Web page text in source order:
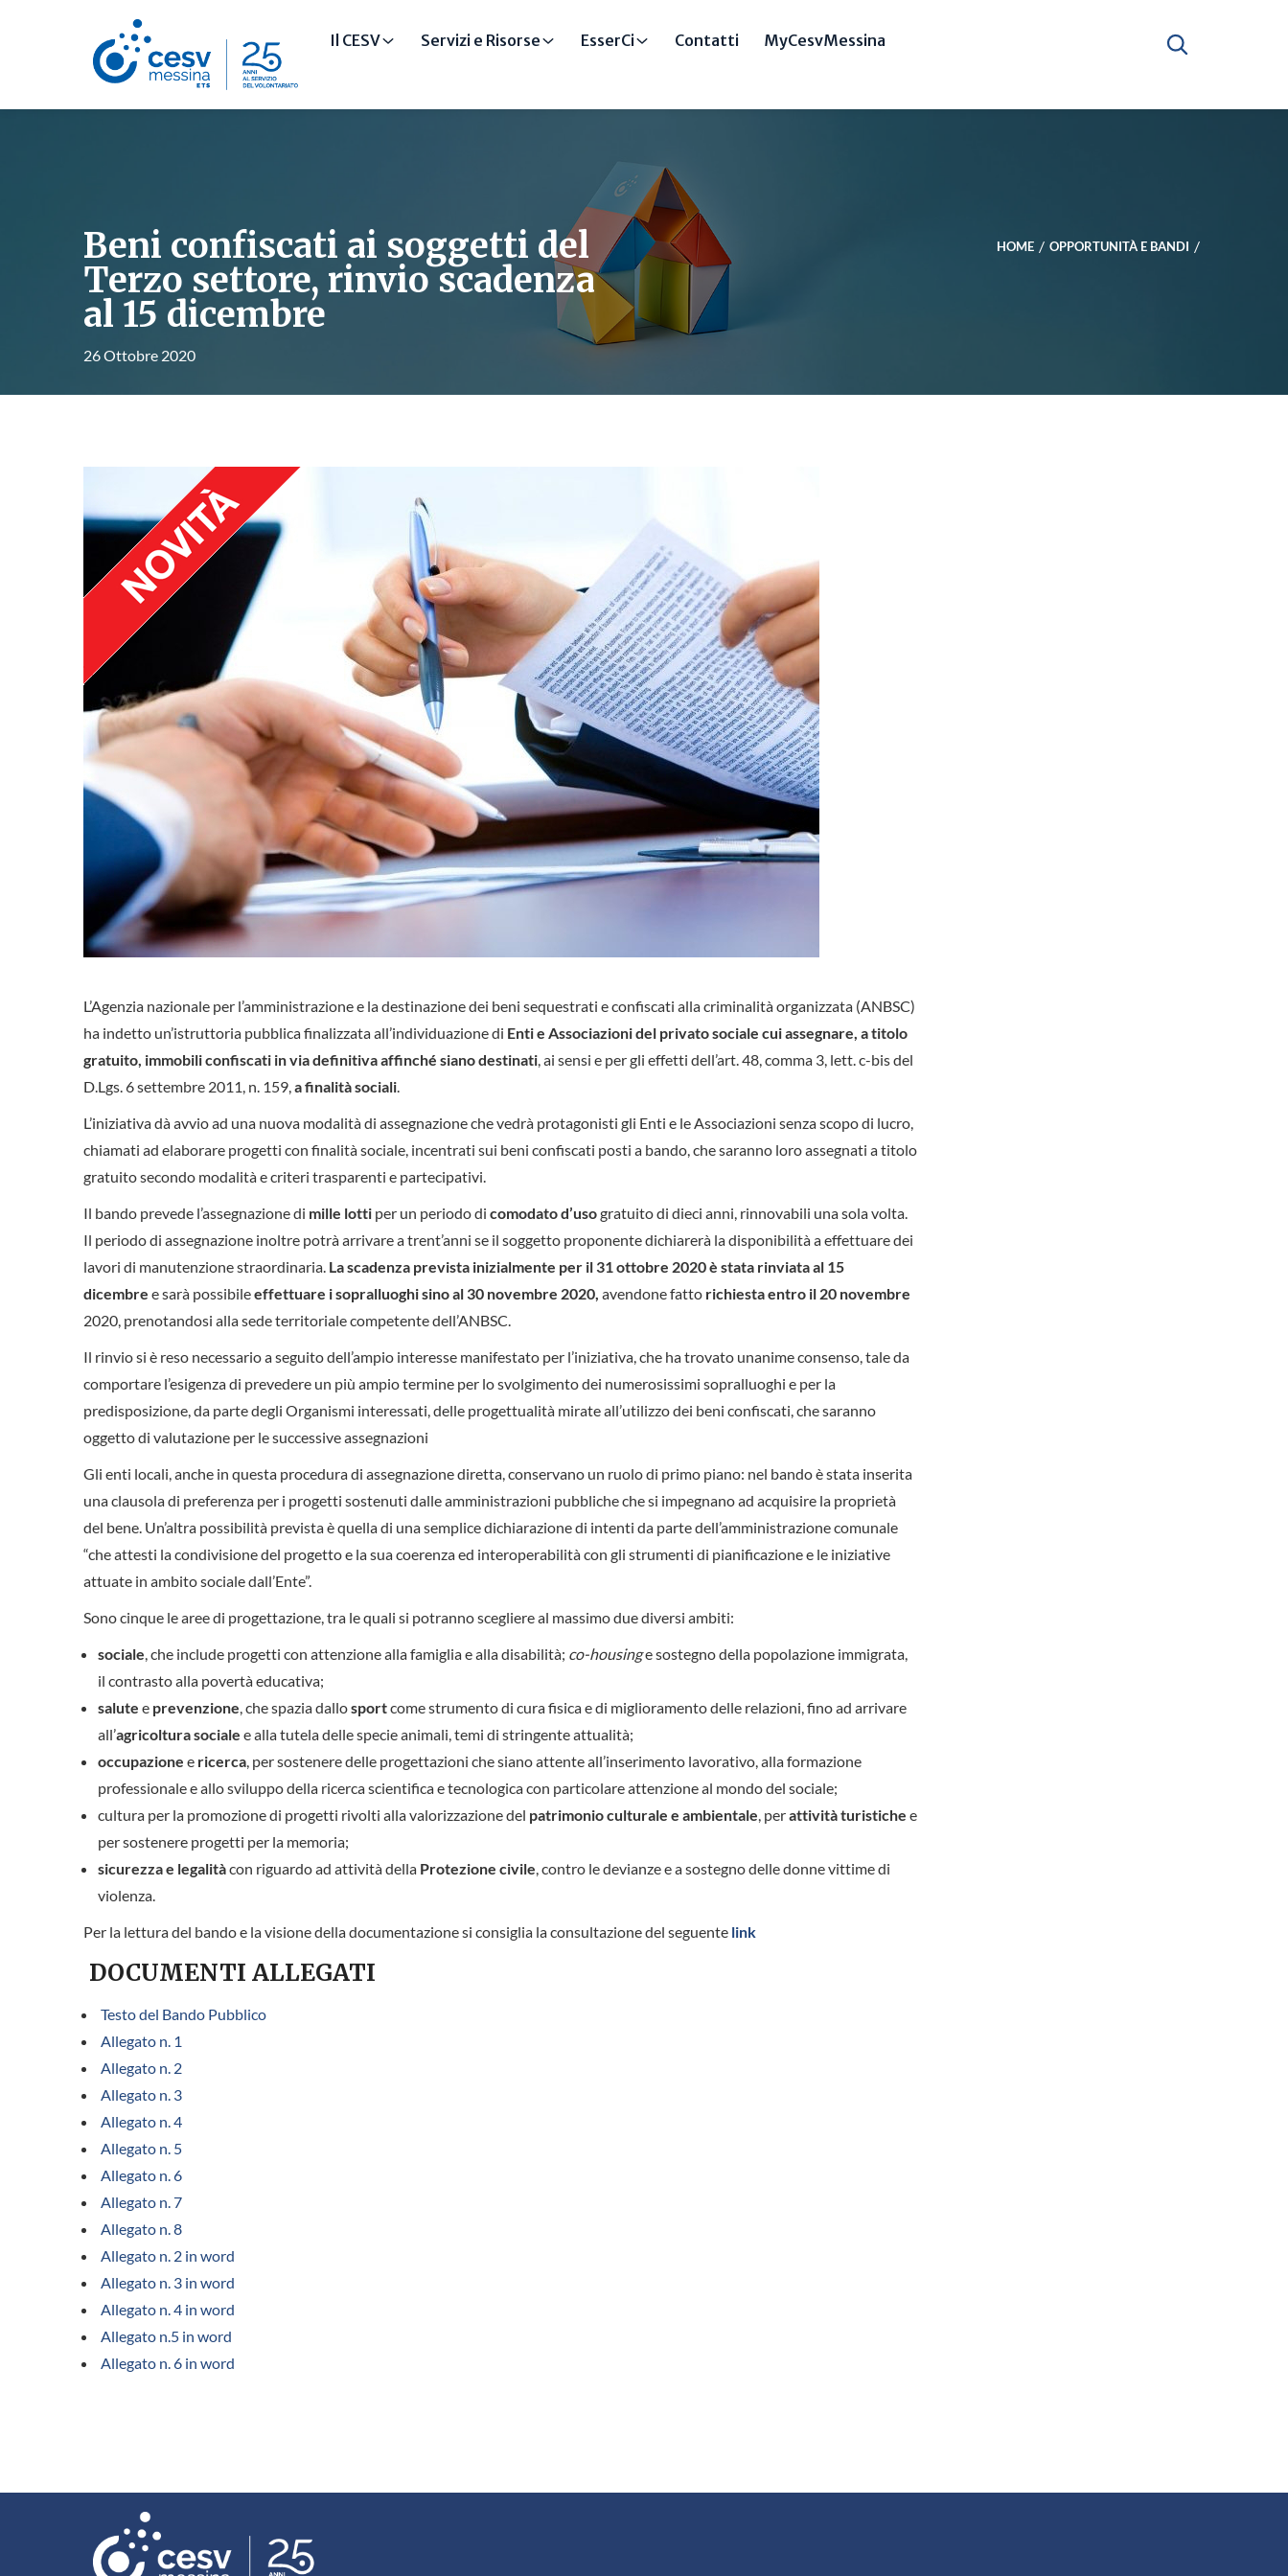
Il CESV Servizi e Risorse EsserCi Contatti MyCesvMessina
Beni confiscati ai soggetti del
Terzo settore, rinvio scadenza
al 15 dicembre
26 Ottobre 2020
HOME OPPORTUNITÀ E BANDI
L’Agenzia nazionale per l’amministrazione e la destinazione dei beni sequestrati e confiscati alla criminalità organizzata (ANBSC)
ha indetto un’istruttoria pubblica finalizzata all’individuazione di Enti e Associazioni del privato sociale cui assegnare, a titolo
gratuito, immobili confiscati in via definitiva affinché siano destinati, ai sensi e per gli effetti dell’art. 48, comma 3, lett. c-bis del
D.Lgs. 6 settembre 2011, n. 159,a finalità sociali.
L’iniziativa dà avvio ad una nuova modalità di assegnazione che vedrà protagonisti gli Enti e le Associazioni senza scopo di lucro,
chiamati ad elaborare progetti con finalità sociale, incentrati sui beni confiscati posti a bando, che saranno loro assegnati a titolo
gratuito secondo modalità e criteri trasparenti e partecipativi.
Il bando prevede l’assegnazione di mille lotti per un periodo di comodato d’usogratuito di dieci anni, rinnovabili una sola volta.
Il periodo di assegnazione inoltre potrà arrivare a trent’anni se il soggetto proponente dichiarerà la disponibilità a effettuare dei
lavori di manutenzione straordinaria. La scadenza prevista inizialmente per il 31 ottobre 2020 è stata rinviata al 15
dicembre e sarà possibileeffettuare i sopralluoghi sino al 30 novembre 2020, avendone fatto richiesta entro il 20 novembre
2020, prenotandosi alla sede territoriale competente dell’ANBSC.
Il rinvio si è reso necessario a seguito dell’ampio interesse manifestato per l’iniziativa, che ha trovato unanime consenso, tale da
comportare l’esigenza di prevedere un più ampio termine per lo svolgimento dei numerosissimi sopralluoghi e per la
predisposizione, da parte degli Organismi interessati, delle progettualità mirate all’utilizzo dei beni confiscati, che saranno
oggetto di valutazione per le successive assegnazioni
Gli enti locali, anche in questa procedura di assegnazione diretta, conservano un ruolo di primo piano: nel bando è stata inserita
una clausola di preferenza per i progetti sostenuti dalle amministrazioni pubbliche che si impegnano ad acquisire la proprietà
del bene. Un’altra possibilità prevista è quella di una semplice dichiarazione di intenti da parte dell’amministrazione comunale
“che attesti la condivisione del progetto e la sua coerenza ed interoperabilità con gli strumenti di pianificazione e le iniziative
attuate in ambito sociale dall’Ente”.
Sono cinque le aree di progettazione, tra le quali si potranno scegliere al massimo due diversi ambiti:
sociale, che include progetti con attenzione alla famiglia e alla disabilità; co-housinge sostegno della popolazione immigrata,
il contrasto alla povertà educativa;
salute e prevenzione, che spazia dallosportcome strumento di cura fisica e di miglioramento delle relazioni, fino ad arrivare
all’agricoltura sociale e alla tutela delle specie animali, temi di stringente attualità;
occupazione e ricerca, per sostenere delle progettazioni che siano attente all’inserimento lavorativo, alla formazione
professionale e allo sviluppo della ricerca scientifica e tecnologica con particolare attenzione al mondo del sociale;
cultura per la promozione di progetti rivolti alla valorizzazione del patrimonio culturale e ambientale, perattività turistiche e
per sostenere progetti per la memoria;
sicurezza e legalitàcon riguardo ad attività della Protezione civile, contro le devianze e a sostegno delle donne vittime di
violenza.
Per la lettura del bando e la visione della documentazione si consiglia la consultazione del seguente link
DOCUMENTI ALLEGATI
Testo del Bando Pubblico
Allegato n. 1
Allegato n. 2
Allegato n. 3
Allegato n. 4
Allegato n. 5
Allegato n. 6
Allegato n. 7
Allegato n. 8
Allegato n. 2 in word
Allegato n. 3 in word
Allegato n. 4 in word
Allegato n.5 in word
Allegato n. 6 in word